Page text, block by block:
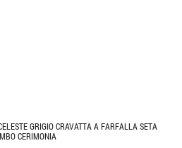
GRIGIO CRAVATTA A FARFALLA SETA
CERIMONIA